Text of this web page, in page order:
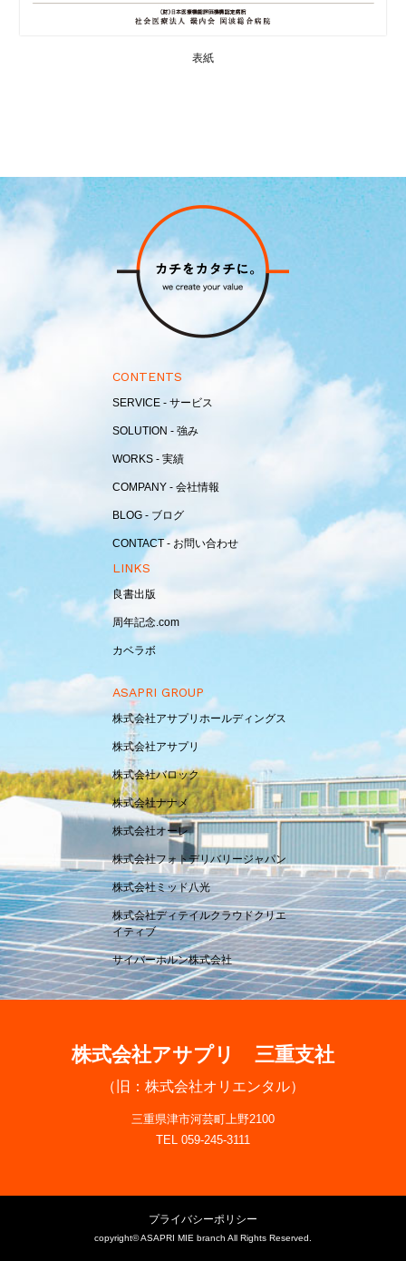
表紙
CONTENTS
SERVICE - サービス
SOLUTION - 強み
WORKS - 実績
COMPANY - 会社情報
BLOG - ブログ
CONTACT - お問い合わせ
LINKS
良書出版
周年記念.com
カベラボ
ASAPRI GROUP
株式会社アサプリホールディングス
株式会社アサプリ
株式会社バロック
株式会社ナナメ
株式会社オーレ
株式会社フォトデリバリージャパン
株式会社ミッド八光
株式会社ディテイルクラウドクリエ
イティブ
サイバーホルン株式会社
株式会社アサプリ 三重支社
（旧：株式会社オリエンタル）
三重県津市河芸町上野2100
TEL 059-245-3111
プライバシーポリシー
copyright© ASAPRI MIE branch All Rights Reserved.